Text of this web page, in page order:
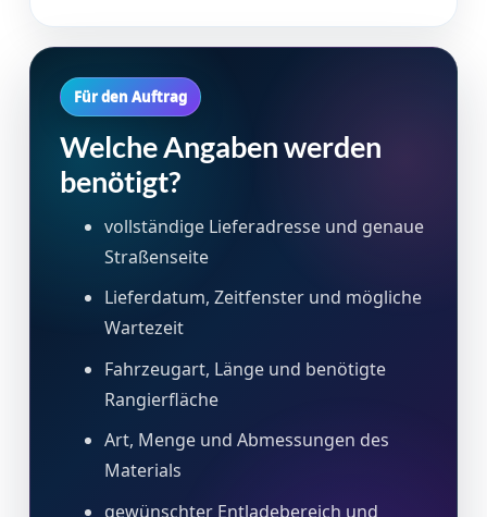
Für den Auftrag
Welche Angaben werden
benötigt?
vollständige Lieferadresse und genaue
Straßenseite
Lieferdatum, Zeitfenster und mögliche
Wartezeit
Fahrzeugart, Länge und benötigte
Rangierfläche
Art, Menge und Abmessungen des
Materials
gewünschter Entladebereich und